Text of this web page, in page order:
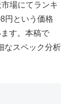
場にてランキ
円という価格
す。本稿で
なスペック分析